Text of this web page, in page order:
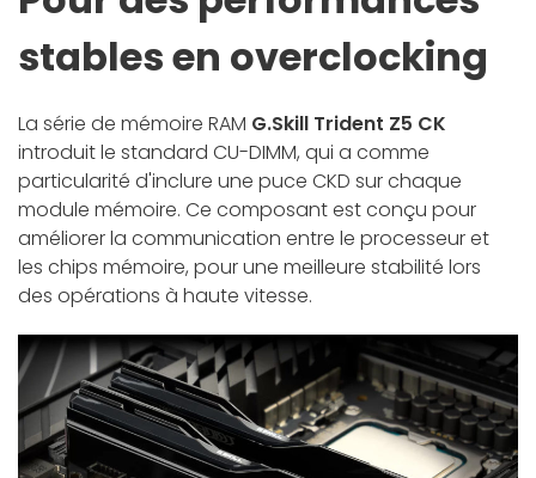
stables en overclocking
La série de mémoire RAM G.Skill Trident Z5 CK
introduit le standard CU-DIMM, qui a comme
particularité d'inclure une puce CKD sur chaque
module mémoire. Ce composant est conçu pour
améliorer la communication entre le processeur et
les chips mémoire, pour une meilleure stabilité lors
des opérations à haute vitesse.